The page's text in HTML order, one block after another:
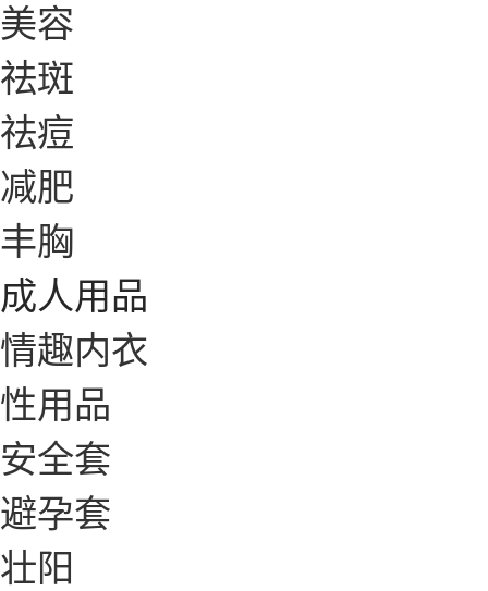
美容
祛斑
祛痘
减肥
丰胸
成人用品
情趣内衣
性用品
安全套
避孕套
壮阳